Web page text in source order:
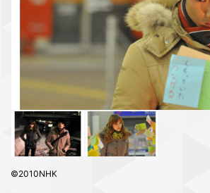
©2010NHK